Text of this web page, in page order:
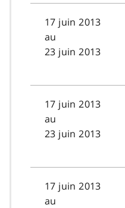
17 juin 2013
au
23 juin 2013
17 juin 2013
au
23 juin 2013
17 juin 2013
au